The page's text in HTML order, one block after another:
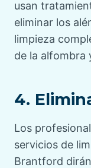
usan
eliminar los
limpieza
de la alfombra
4.
Los
servicios de
Brantford